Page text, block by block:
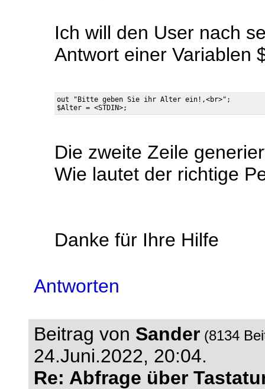
Ich will den User nach
Antwort einer Variablen
out "Bitte geben Sie ihr Alter ein!,<br>";
Die zweite Zeile
Wie lautet der richtige
Danke für Ihre Hilfe
Antworten
Beitrag von Sander (8134
24.Juni.2022, 20:04.
Re: Abfrage über